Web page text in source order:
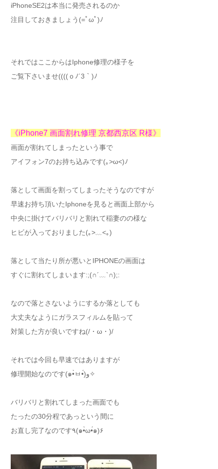
iPhoneSE2は本当に発売されるのか
注目しておきましょう(=ﾟωﾟ)ﾉ
それではここからはIphone修理の様子を
ご覧下さいませ((((ｏﾉ´3｀)ﾉ
《iPhone7 画面割れ修理 京都西京区 R様》
画面が割れてしまったという事で
アイフォン7のお持ち込みです(｡>ω<)ﾉ
落として画面を割ってしまったそうなのですが
早速お持ち頂いたIphoneを見ると画面上部から
中央に掛けてバリバリと割れて稲妻のの様な
ヒビが入っておりました(｡>﹏<｡)
落として当たり所が悪いとIPHONEの画面は
すぐに割れてしまいます:;(∩´﹏`∩);:
なので落とさないようにするか落としても
大丈夫なようにガラスフィルムを貼って
対策した方が良いですね(/・ω・)/
それでは今回も早速ではありますが
修理開始なのです(๑•̀ㅂ•́)و✧
バリバリと割れてしまった画面でも
たったの30分程であっという間に
お直し完了なのです٩(๑•̀ω•́๑)۶